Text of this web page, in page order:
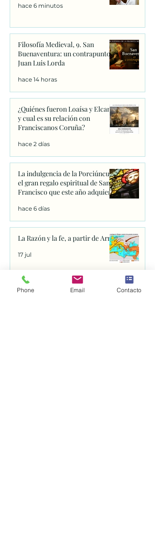
hace 6 minutos
Filosofía Medieval, 9. San
Buenaventura: un contrapunto.
Juan Luis Lorda
hace 14 horas
¿Quiénes fueron Loaísa y Elcano
y cual es su relación con
Franciscanos Coruña?
hace 2 días
La indulgencia de la Porciúncula:
el gran regalo espiritual de San
Francisco que este año adquiere
hace 6 días
La Razón y la fe, a partir de Arrio
17 jul
Phone Email Contacto